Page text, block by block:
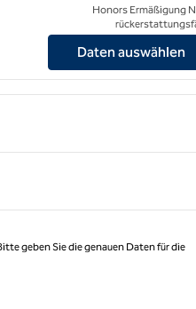
Santa Barbara, Tapestry
Honors Ermäßigung
Daten auswählen
geben Sie die genauen Daten für die